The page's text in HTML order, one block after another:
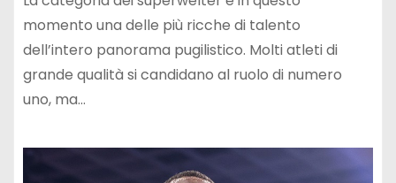
momento una delle più ricche di talento
dell’intero panorama pugilistico. Molti atleti di
grande qualità si candidano al ruolo di numero
uno, ma…